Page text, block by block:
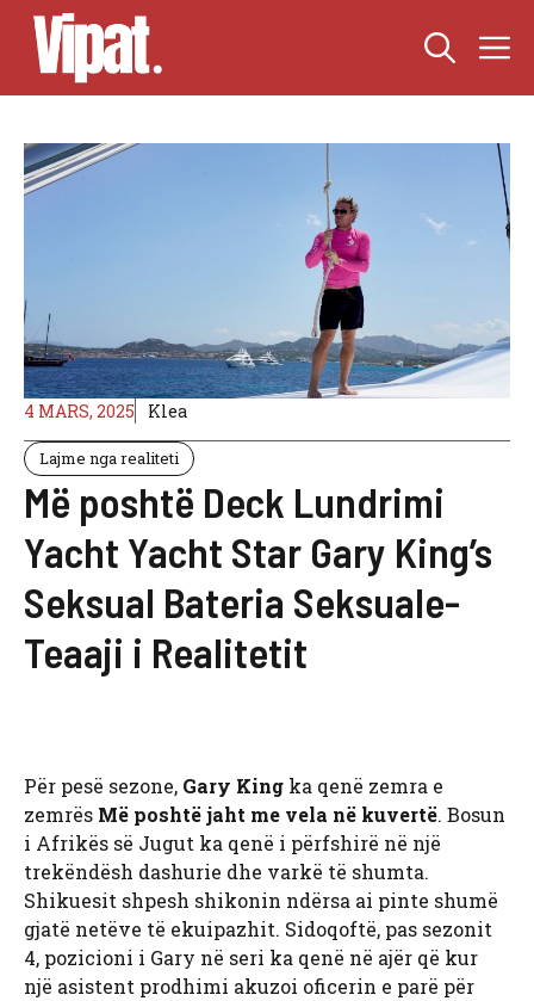
Skip
content
4 MARS, 2025 Klea
Lajme nga realiteti
Më poshtë Deck Lundrimi
Yacht Yacht Star Gary King’s
Seksual Bateria Seksuale-
Teaaji i Realitetit
Për pesë sezone, Gary King ka qenë zemra e
zemrës Më poshtë jaht me vela në kuvertë. Bosun
i Afrikës së Jugut ka qenë i përfshirë në një
trekëndësh dashurie dhe varkë të shumta.
Shikuesit shpesh shikonin ndërsa ai pinte shumë
gjatë netëve të ekuipazhit. Sidoqoftë, pas sezonit
4, pozicioni i Gary në seri ka qenë në ajër që kur
një asistent prodhimi akuzoi oficerin e parë për